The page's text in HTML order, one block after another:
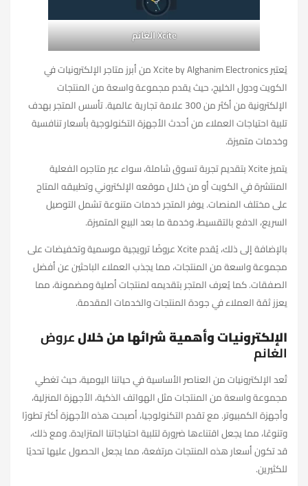
Xcite الغانم
يُعتبر Xcite by Alghanim Electronics من أبرز متاجر الإلكترونيات في
الكويت ودول الخليج، حيث يقدم مجموعة واسعة من المنتجات
الإلكترونية من أكثر من 300 علامة تجارية عالمية. تأسس المتجر بهدف
تلبية احتياجات العملاء من أحدث الأجهزة التكنولوجية بأسعار تنافسية
وخدمات متميزة.
يتميز Xcite بتقديم تجربة تسوق شاملة، سواء عبر متاجره الفعلية
المنتشرة في الكويت أو من خلال موقعه الإلكتروني وتطبيقه المتاح
على مختلف المنصات. يوفر المتجر خدمات متنوعة تشمل التوصيل
السريع، الدفع بالتقسيط، وخدمة ما بعد البيع المتميزة.
بالإضافة إلى ذلك، يُقدم Xcite عروضًا ترويجية موسمية وتخفيضات على
مجموعة واسعة من المنتجات، مما يجذب العملاء الباحثين عن أفضل
الصفقات. كما يُعرف المتجر بتقديمه لمنتجات أصلية ومضمونة، مما
يعزز ثقة العملاء في جودة المنتجات والخدمات المقدمة.
الإلكترونيات وأهمية شرائها من خلالعروض
الغانم
تُعد الإلكترونيات من العناصر الأساسية في حياتنا اليومية، حيث تغطي
مجموعة واسعة من المنتجات مثل الهواتف الذكية، الأجهزة المنزلية،
وأجهزة الكمبيوتر. مع تقدم التكنولوجيا، أصبحت هذه الأجهزة أكثر تطورًا
وتنوعًا، مما يجعل اقتناءها ضرورة لتلبية احتياجاتنا المتزايدة. ومع ذلك،
قد تكون أسعار هذه المنتجات مرتفعة، مما يجعل الحصول عليها تحديًا
للكثيرين.